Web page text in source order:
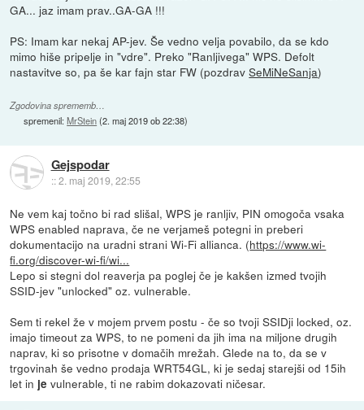
GA... jaz imam prav..GA-GA !!!
PS: Imam kar nekaj AP-jev. Še vedno velja povabilo, da se kdo
mimo hiše pripelje in "vdre". Preko "Ranljivega" WPS. Defolt
nastavitve so, pa še kar fajn star FW (pozdravSeMiNeSanja)
Zgodovina sprememb…
spremenil:MrStein(2. maj 2019 ob 22:38)
Gejspodar
::2. maj 2019, 22:55
Ne vem kaj točno bi rad slišal, WPS je ranljiv, PIN omogoča vsaka
WPS enabled naprava, če ne verjameš potegni in preberi
dokumentacijo na uradni strani Wi-Fi allianca. (https://www.wi-
fi.org/discover-wi-fi/wi...
Lepo si stegni dol reaverja pa poglej če je kakšen izmed tvojih
SSID-jev "unlocked" oz. vulnerable.
Sem ti rekel že v mojem prvem postu - če so tvoji SSIDji locked, oz.
imajo timeout za WPS, to ne pomeni da jih ima na miljone drugih
naprav, ki so prisotne v domačih mrežah. Glede na to, da se v
trgovinah še vedno prodaja WRT54GL, ki je sedaj starejši od 15ih
let in je vulnerable, ti ne rabim dokazovati ničesar.